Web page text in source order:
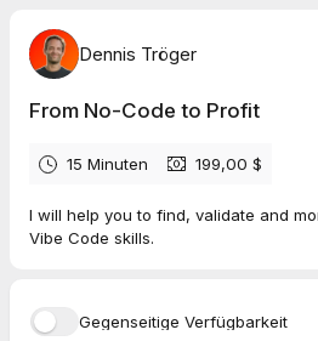
Dennis Tröger
From No-Code to Profit
15 Minuten 199,00 $
I will help you to find, validate and
Vibe Code skills.
Gegenseitige Verfügbarkeit